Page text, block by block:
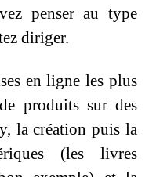
penser au type
diriger.
en ligne les plus
produits sur des
la création puis la
(les livres